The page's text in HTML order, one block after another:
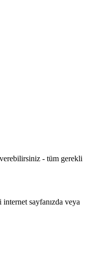
- tüm gerekli
sayfanızda veya